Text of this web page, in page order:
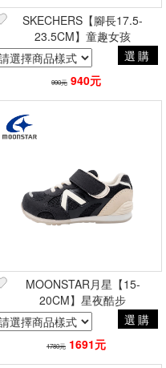
SKECHERS【腳長17.5-
23.5CM】童趣女孩
選購
990元 940元
MOONSTAR月星【15-
20CM】星夜酷步
選購
1780元 1691元